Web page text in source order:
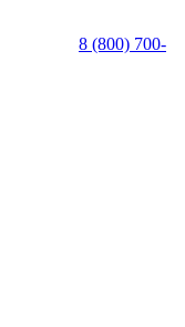
8 (800) 700-